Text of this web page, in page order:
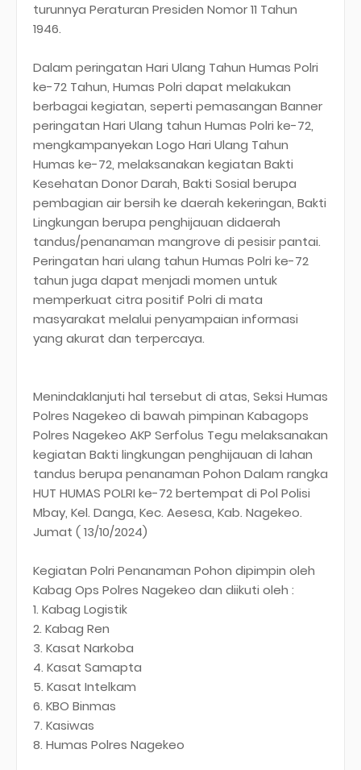
turunnya Peraturan Presiden Nomor 11 Tahun
1946.
Dalam peringatan Hari Ulang Tahun Humas Polri
ke-72 Tahun, Humas Polri dapat melakukan
berbagai kegiatan, seperti pemasangan Banner
peringatan Hari Ulang tahun Humas Polri ke-72,
mengkampanyekan Logo Hari Ulang Tahun
Humas ke-72, melaksanakan kegiatan Bakti
Kesehatan Donor Darah, Bakti Sosial berupa
pembagian air bersih ke daerah kekeringan, Bakti
Lingkungan berupa penghijauan didaerah
tandus/penanaman mangrove di pesisir pantai.
Peringatan hari ulang tahun Humas Polri ke-72
tahun juga dapat menjadi momen untuk
memperkuat citra positif Polri di mata
masyarakat melalui penyampaian informasi
yang akurat dan terpercaya.
Menindaklanjuti hal tersebut di atas, Seksi Humas
Polres Nagekeo di bawah pimpinan Kabagops
Polres Nagekeo AKP Serfolus Tegu melaksanakan
kegiatan Bakti lingkungan penghijauan di lahan
tandus berupa penanaman Pohon Dalam rangka
HUT HUMAS POLRI ke-72 bertempat di Pol Polisi
Mbay, Kel. Danga, Kec. Aesesa, Kab. Nagekeo.
Jumat ( 13/10/2024)
Kegiatan Polri Penanaman Pohon dipimpin oleh
Kabag Ops Polres Nagekeo dan diikuti oleh :
1. Kabag Logistik
2. Kabag Ren
3. Kasat Narkoba
4. Kasat Samapta
5. Kasat Intelkam
6. KBO Binmas
7. Kasiwas
8. Humas Polres Nagekeo